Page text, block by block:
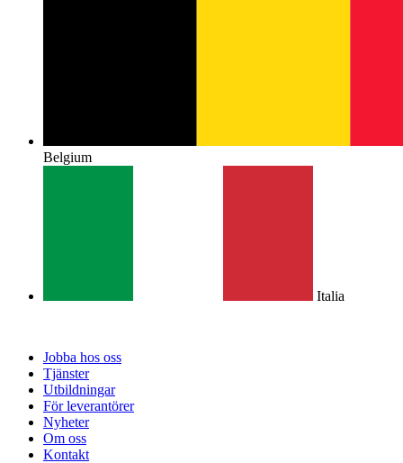
Belgium
Italia
Jobba hos oss
Tjänster
Utbildningar
För leverantörer
Nyheter
Om oss
Kontakt